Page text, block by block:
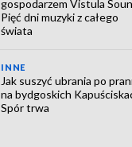
gospodarzem Vistula
Pięć dni muzyki z całego
świata
INNE
Jak suszyć ubrania po
na bydgoskich
Spór trwa